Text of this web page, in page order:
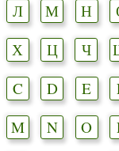
Л
М Н
Х
Ц Ч
C
D E
M
N O